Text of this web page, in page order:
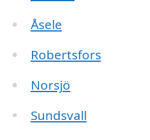
Åsele
Robertsfors
Norsjö
Sundsvall